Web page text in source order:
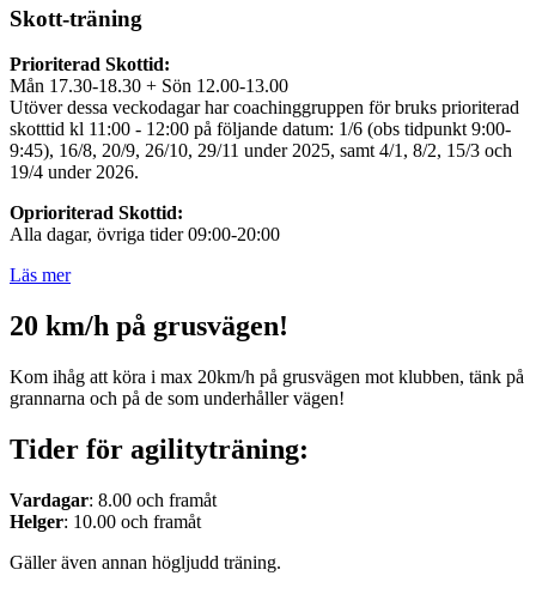
Skott-träning
Prioriterad Skottid:
Mån 17.30-18.30 + Sön 12.00-13.00
Utöver dessa veckodagar har coachinggruppen för bruks prioriterad
skotttid kl 11:00 - 12:00 på följande datum: 1/6 (obs tidpunkt 9:00-
9:45), 16/8, 20/9, 26/10, 29/11 under 2025, samt 4/1, 8/2, 15/3 och
19/4 under 2026.
Oprioriterad Skottid:
Alla dagar, övriga tider 09:00-20:00
Läs mer
20 km/h på grusvägen!
Kom ihåg att köra i max 20km/h på grusvägen mot klubben, tänk på
grannarna och på de som underhåller vägen!
Tider för agilityträning:
Vardagar: 8.00 och framåt
Helger: 10.00 och framåt
Gäller även annan högljudd träning.